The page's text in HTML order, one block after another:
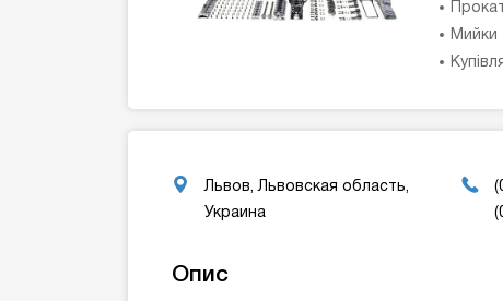
Мийки
Львов, Львовская область,
Украина
Опис